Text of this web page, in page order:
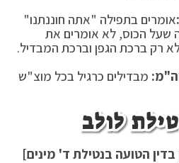
אומרים בתפילה "אתה חוננתנו"
שעל הכוס, לא אומרים את
רק ברכת הגפן וברכת המבדיל.
מבדילים כרגיל בכל מוצ"ש
לולב
הטועה בנטילת ד' מינים]